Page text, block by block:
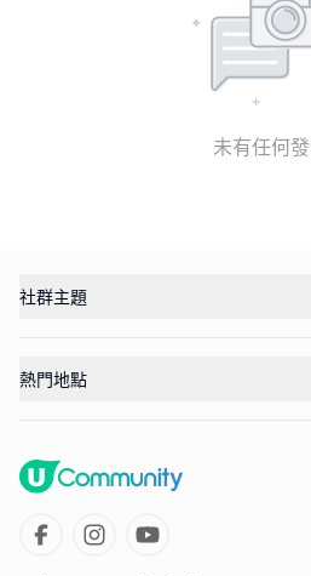
未有任何
社群主題
熱門地點